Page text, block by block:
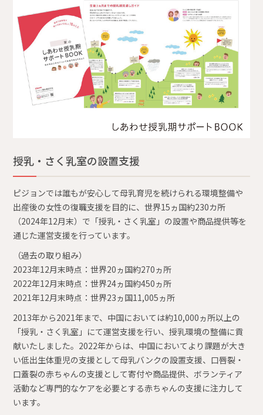
授乳・さく乳室の設置支援
ピジョンでは誰もが安心して母乳育児を続けられる環境整備や
出産後の女性の復職支援を目的に、世界15ヵ国約230カ所
（2024年12月末）で「授乳・さく乳室」の設置や商品提供等を
通じた運営支援を行っています。
（過去の取り組み）
2023年12月末時点：世界20ヵ国約270ヵ所
2022年12月末時点：世界24ヵ国約450ヵ所
2021年12月末時点：世界23ヵ国11,005ヵ所
2013年から2021年まで、中国においては約10,000ヵ所以上の
「授乳・さく乳室」にて運営支援を行い、授乳環境の整備に貢
献いたしました。2022年からは、中国においてより課題が大き
い低出生体重児の支援として母乳バンクの設置支援、口唇裂・
口蓋裂の赤ちゃんの支援として寄付や商品提供、ボランティア
活動など専門的なケアを必要とする赤ちゃんの支援に注力して
います。